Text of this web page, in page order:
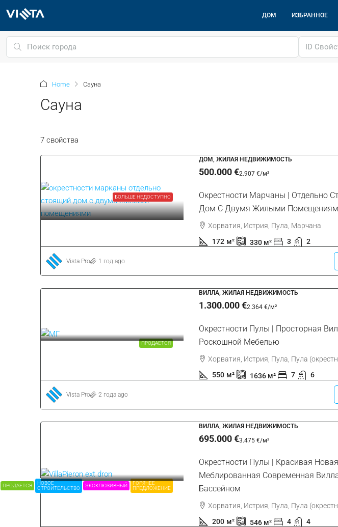
ДОМ ИЗБРАННОЕ
Home Сауна
Сауна
7 свойства
БОЛЬШЕ НЕДОСТУПНО
ДОМ, ЖИЛАЯ НЕДВИЖИМОСТЬ
500.000 €2.907 €/м²
Окрестности Марчаны | Отдельно
Дом С Двумя Жилыми
Хорватия, Истрия, Пула, Марчана
172 м² 330 м² 3 2
Vista Pro 1 год ago
ПРОДАЕТСЯ
ВИЛЛА, ЖИЛАЯ НЕДВИЖИМОСТЬ
1.300.000 €2.364 €/м²
Окрестности Пулы | Просторная
Роскошной Мебелью
Хорватия, Истрия, Пула, Пула
550 м² 1636 м² 7 6
Vista Pro 2 года ago
ПРОДАЕТСЯ
НОВОЕ
СТРОИТЕЛЬСТВО
ЭКСКЛЮЗИВНЫЙ
ГОРЯЧЕЕ
ПРЕДЛОЖЕНИЕ
ВИЛЛА, ЖИЛАЯ НЕДВИЖИМОСТЬ
695.000 €3.475 €/м²
Окрестности Пулы | Красивая Новая
Меблированная Современная
Бассейном
Хорватия, Истрия, Пула, Пула
200 м² 546 м² 4 4
205.000 €
Привлекательная Земля Под Застройку
Хорватия, Истрия, Буе, Грожнян
СТРОИТЕЛЬСТВО, ЗЕМЛЯ
Умаг |
В